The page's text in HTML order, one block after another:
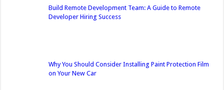
Build Remote Development Team: A Guide to Remote
Developer Hiring Success
Why You Should Consider Installing Paint Protection Film
on Your New Car